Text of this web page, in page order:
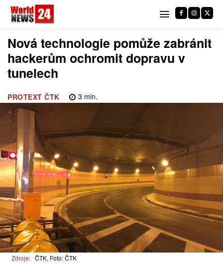
Nová technologie pomůže zabránit
hackerům ochromit dopravu v
tunelech
PROTEXT ČTK 3 min.
Zdroje: ČTK, Foto: ČTK